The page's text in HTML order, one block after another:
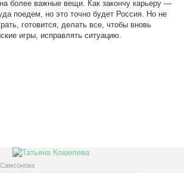
более важные вещи. Как закончу карьеру —
поедем, но это точно будет Россия. Но не
готовится, делать все, чтобы вновь
игры, исправлять ситуацию.